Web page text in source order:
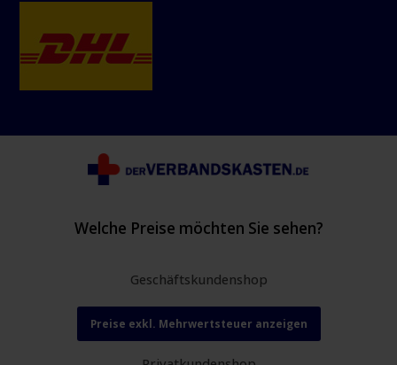
Welche Preise möchten Sie sehen?
Geschäftskundenshop
Preise exkl. Mehrwertsteuer anzeigen